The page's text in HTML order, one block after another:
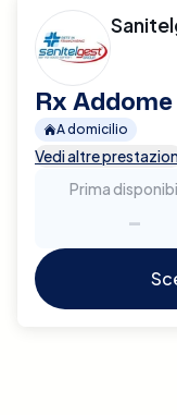
Rx
A domicilio
Vedi altre
Prima
-